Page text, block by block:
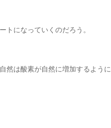
トになっていくのだろう。
然は酸素が自然に増加するように